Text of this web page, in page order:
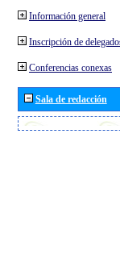
Información general
Inscripción de
Conferencias conexas
Sala de redacción